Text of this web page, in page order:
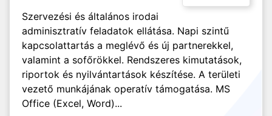
Szervezési és általános irodai
adminisztratív feladatok ellátása. Napi szintű
kapcsolattartás a meglévő és új partnerekkel,
valamint a sofőrökkel. Rendszeres kimutatások,
riportok és nyilvántartások készítése. A területi
vezető munkájának operatív támogatása. MS
Office (Excel, Word)...